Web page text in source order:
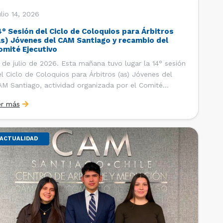
14, 2026
Sesión del Ciclo de Coloquios para Árbitros
Jóvenes del CAM Santiago y recambio del
Ejecutivo
de julio de 2026. Esta mañana tuvo lugar la 14° sesión
Ciclo de Coloquios para Árbitros (as) Jóvenes del
Santiago, actividad organizada por el Comité
y Relaciones Internacionales del Centro, con la
de que los integrantes […]
más
ACTUALIDAD